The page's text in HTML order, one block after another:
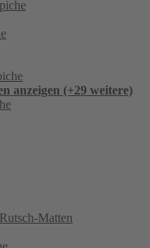
anzeigen (+29 weitere)
Matten